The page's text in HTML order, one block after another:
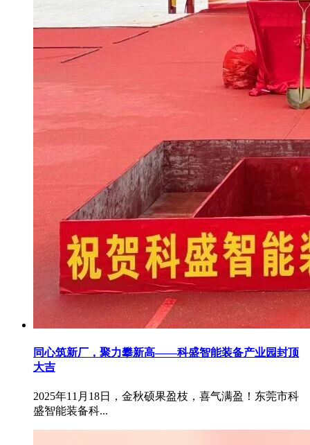
同心筑新厂，聚力攀新高——科盛智能装备产业园封顶
大吉
2025年11月18日，金秋硕果盈枝，喜气满盈！东莞市科
盛智能装备科...